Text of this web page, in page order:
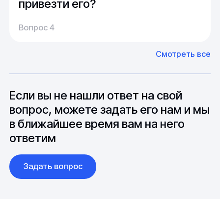
Производство:
20-25 дней, но в зависимости от различных
может быть сокращен до 1 недели.
до 6 месяцев производства.
привезти его?
У нас большой опыт поставок из Европы и
Азии. Через наших партнеров мы сможем
вопросы связанные с документацией и
международной логистикой.
Вопрос 4
Смотреть все
Если вы не нашли ответ на свой
вопрос, можете задать его нам и мы
в ближайшее время вам на него
ответим
Задать вопрос